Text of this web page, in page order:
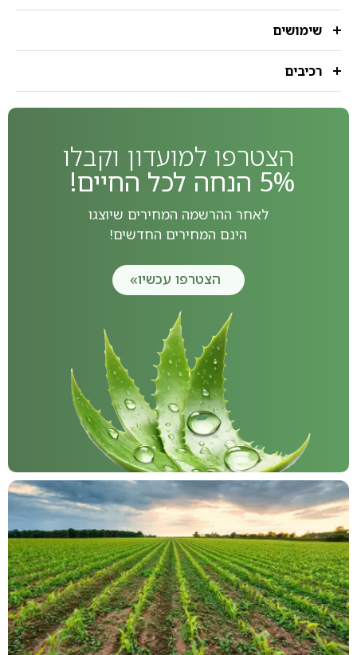
שימושים
רכיבים
הצטרפו למועדון וקבלו
5% הנחה לכל החיים!
לאחר ההרשמה המחירים שיוצגו
הינם המחירים החדשים!
הצטרפו עכשיו